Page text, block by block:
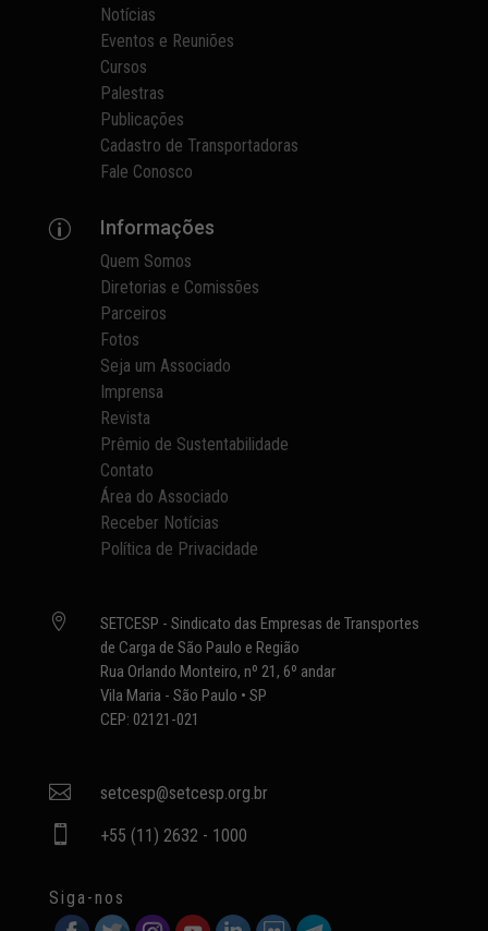
Notícias
Eventos e Reuniões
Cursos
Palestras
Publicações
Cadastro de Transportadoras
Fale Conosco
p Informações
Quem Somos
Diretorias e Comissões
Parceiros
Fotos
Seja um Associado
Imprensa
Revista
Prêmio de Sustentabilidade
Contato
Área do Associado
Receber Notícias
Política de Privacidade

SETCESP - Sindicato das Empresas de Transportes
de Carga de São Paulo e Região
Rua Orlando Monteiro, nº 21, 6º andar
Vila Maria - São Paulo • SP
CEP: 02121-021
 setcesp@setcesp.org.br
 +55 (11) 2632 - 1000
Siga-nos